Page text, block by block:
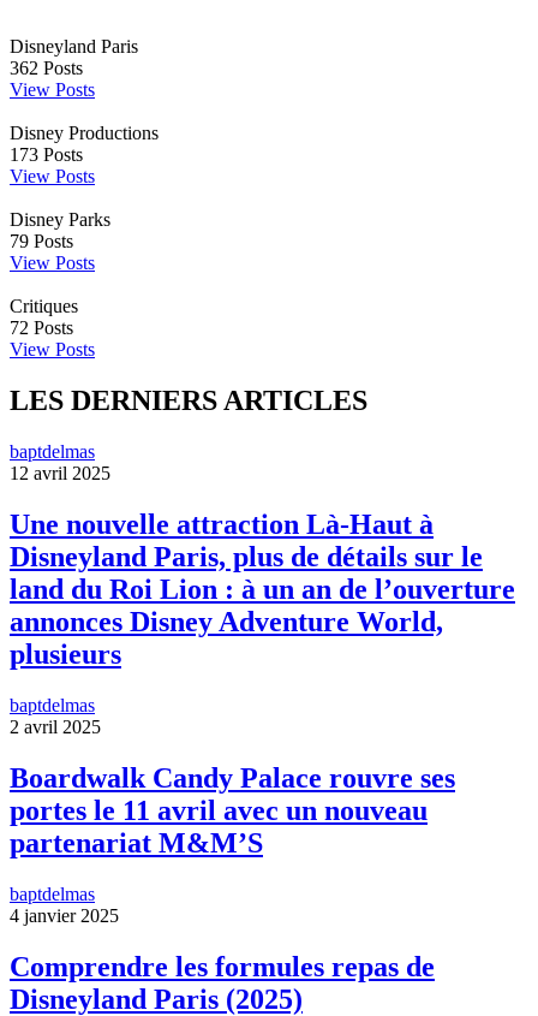
Disneyland Paris
362 Posts
View Posts
Disney Productions
173 Posts
View Posts
Disney Parks
79 Posts
View Posts
Critiques
72 Posts
View Posts
LES DERNIERS ARTICLES
baptdelmas
12 avril 2025
Une nouvelle attraction Là-Haut à
Disneyland Paris, plus de détails sur le
land du Roi Lion : à un an de l’ouverture
annonces Disney Adventure World,
plusieurs
baptdelmas
2 avril 2025
Boardwalk Candy Palace rouvre ses
portes le 11 avril avec un nouveau
partenariat M&M’S
baptdelmas
4 janvier 2025
Comprendre les formules repas de
Disneyland Paris (2025)